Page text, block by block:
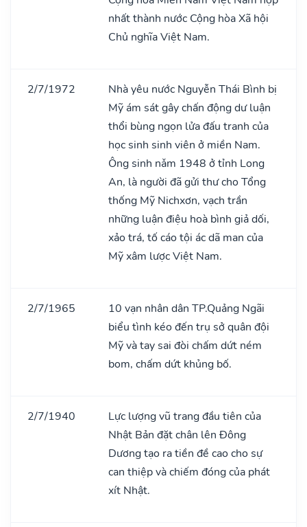
nhất thành nước Cộng hòa Xã hội
Chủ nghĩa Việt Nam.
2/7/1972
Nhà yêu nước Nguyễn Thái Bình bị
Mỹ ám sát gây chấn động dư luận
thổi bùng ngọn lửa đấu tranh của
học sinh sinh viên ở miền Nam.
Ông sinh nǎm 1948 ở tỉnh Long
An, là người đã gửi thư cho Tổng
thống Mỹ Nichxơn, vạch trần
những luận điệu hoà bình giả dối,
xảo trá, tố cáo tội ác dã man của
Mỹ xâm lược Việt Nam.
2/7/1965
10 vạn nhân dân TP.Quảng Ngãi
biểu tình kéo đến trụ sở quân đội
Mỹ và tay sai đòi chấm dứt ném
bom, chấm dứt khủng bố.
2/7/1940
Lực lượng vũ trang đầu tiên của
Nhật Bản đặt chân lên Đông
Dương tạo ra tiền đề cao cho sự
can thiệp và chiếm đóng của phát
xít Nhật.